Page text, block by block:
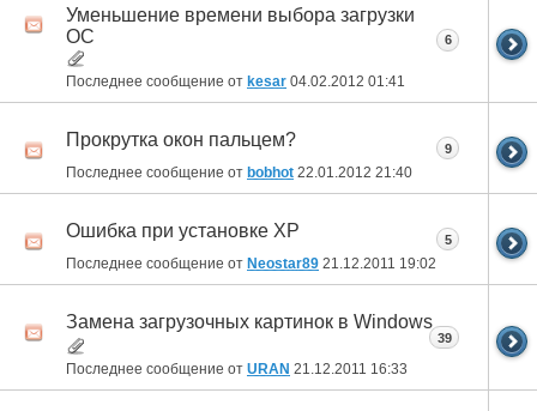
Уменьшение времени выбора загрузки
ОС
Последнее сообщение от kesar 04.02.2012 01:41
6
Прокрутка окон пальцем?
Последнее сообщение от bobhot 22.01.2012 21:40
9
Ошибка при установке XP
Последнее сообщение от Neostar89 21.12.2011 19:02
5
Замена загрузочных картинок в Windows
Последнее сообщение от URAN 21.12.2011 16:33
39